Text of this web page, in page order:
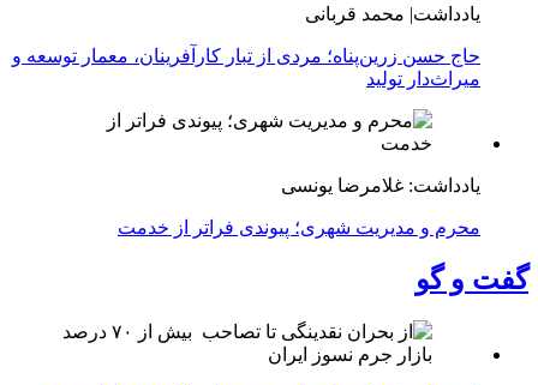
یادداشت| محمد قربانی
حاج حسن زرین‌پناه؛ مردی از تبار کارآفرینان، معمار توسعه و
میراث‌دار تولید
یادداشت: غلامرضا یونسی
محرم و مدیریت شهری؛ پیوندی فراتر از خدمت
گفت و گو